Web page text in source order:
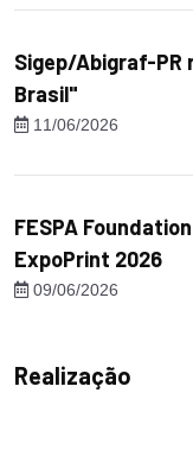
Sigep/Abigraf-PR
Brasil"
11/06/2026
FESPA
ExpoPrint 2026
09/06/2026
Realização